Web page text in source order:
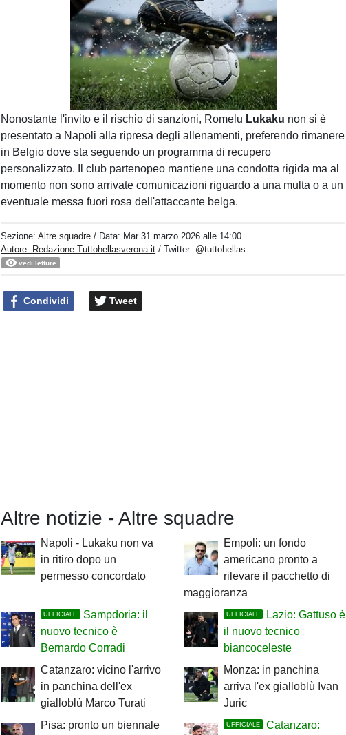
Unmute
Loaded:
100.00%
Nonostante l'invito e il rischio di sanzioni, Romelu Lukaku non si è
presentato a Napoli alla ripresa degli allenamenti, preferendo rimanere
in Belgio dove sta seguendo un programma di recupero
personalizzato. Il club partenopeo mantiene una condotta rigida ma al
momento non sono arrivate comunicazioni riguardo a una multa o a un
eventuale messa fuori rosa dell'attaccante belga.
Sezione:Altre squadre / Data: Mar 31 marzo 2026 alle 14:00
Autore: Redazione Tuttohellasverona.it / Twitter: @tuttohellas
vedi letture
Condividi Tweet
Altre notizie - Altre squadre
Napoli - Lukaku non va
in ritiro dopo un
permesso concordato
Empoli: un fondo
americano pronto a
rilevare il pacchetto di
maggioranza
UFFICIALE
Sampdoria: il
nuovo tecnico è
Bernardo Corradi
UFFICIALE
Lazio: Gattuso è
il nuovo tecnico
biancoceleste
Catanzaro: vicino l'arrivo
in panchina dell'ex
gialloblù Marco Turati
Monza: in panchina
arriva l'ex gialloblù Ivan
Juric
Pisa: pronto un biennale
UFFICIALE
Catanzaro: